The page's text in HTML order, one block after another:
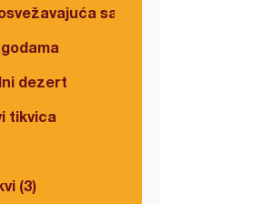
salata
dezert
tikvica
(3)